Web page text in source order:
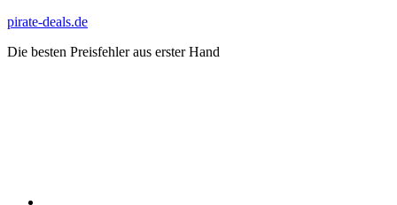
Zum
springen
pirate-deals.de
Die besten Preisfehler aus erster Hand